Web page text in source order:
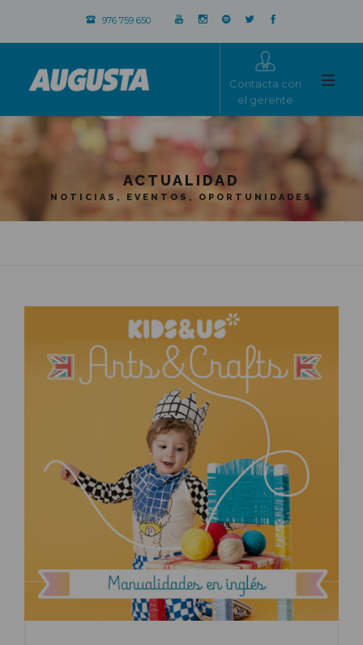
976 759 650
Contacta con
el gerente
ACTUALIDAD
NOTICIAS, EVENTOS, OPORTUNIDADES